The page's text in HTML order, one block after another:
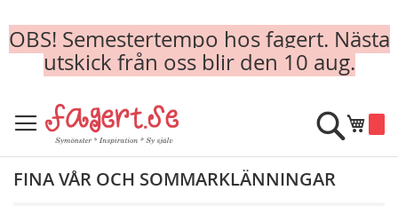
OBS! Semestertempo hos fagert. Nästa
utskick från oss blir den 10 aug.
to
Content
Min
Sök
FINA VÅR OCH SOMMARKLÄNNINGAR